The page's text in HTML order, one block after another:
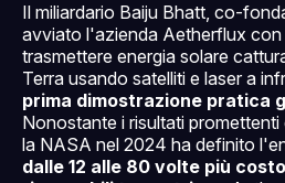
Il miliardario Baiju Bhatt, co-
avviato l'azienda Aetherflux
trasmettere energia solare
Terra usando satelliti e laser a
prima dimostrazione pratica
Nonostante i risultati promettenti
la NASA nel 2024 ha definito
dalle 12 alle 80 volte più